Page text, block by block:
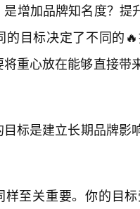
增加品牌知名度？
的目标决定了不同的
重心放在能够直接
目标是建立长期品牌影
样至关重要。你的目